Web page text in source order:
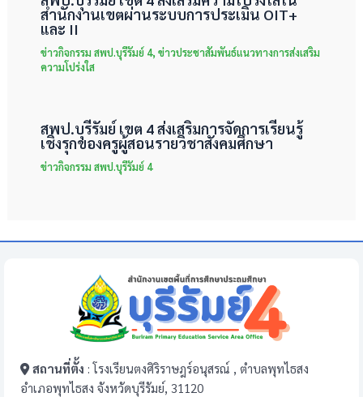
สำนักงานเขตผ่านระบบการประเมิน OIT+
และ II
ข่าวกิจกรรม สพป.บุรีรัมย์ 4, ข่าวประชาสัมพันธ์แนวทางการส่งเสริม
ความโปร่งใส
สพป.บุรีรัมย์ เขต 4 ส่งเสริมการจัดการเรียนรู้
เชิงรุกของครูผู้สอนรายวิชาสังคมศึกษา
ข่าวกิจกรรม สพป.บุรีรัมย์ 4
สถานที่ตั้ง : โรงเรียนตงศิริราษฎร์อนุสรณ์ , ตำบลพุทไธสง
อำเภอพุทไธสง จังหวัดบุรีรัมย์, 31120